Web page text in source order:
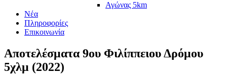
Αγώνας 5km
Νέα
Πληροφορίες
Επικοινωνία
Αποτελέσματα 9ου Φιλίππειου Δρόμου
5χλμ (2022)